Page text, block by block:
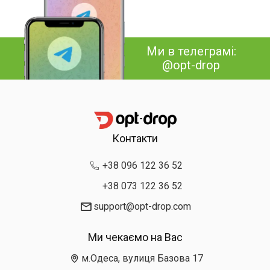
Ми в телеграмі:
@opt-drop
Контакти
+38 096 122 36 52
+38 073 122 36 52
support@opt-drop.com
Ми чекаємо на Вас
м.Одеса, вулиця Базова 17